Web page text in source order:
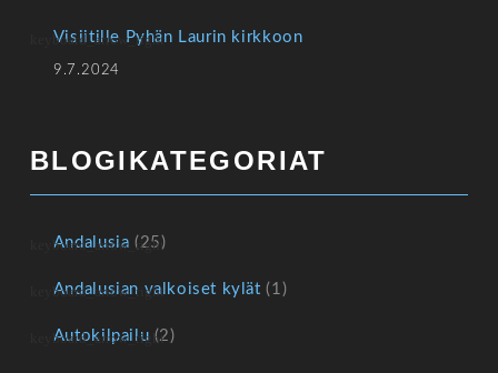
Visiitille Pyhän Laurin kirkkoon
9.7.2024
BLOGIKATEGORIAT
Andalusia (25)
Andalusian valkoiset kylät (1)
Autokilpailu (2)